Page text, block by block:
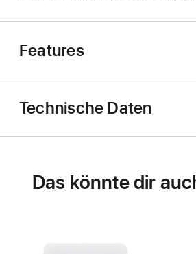
Features
Technische Daten
Das könnte dir